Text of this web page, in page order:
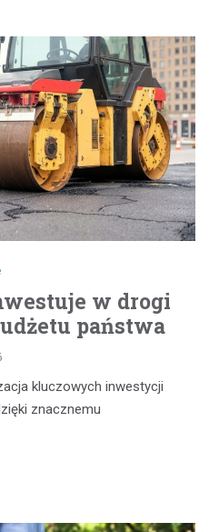
w drogi
państwa
kluczowych inwestycji
znacznemu